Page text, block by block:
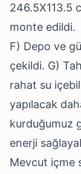
246.5X113.5
monte edildi.
F) Depo ve
çekildi. G)
rahat su
yapılacak
kurduğumuz
enerji
Mevcut içme